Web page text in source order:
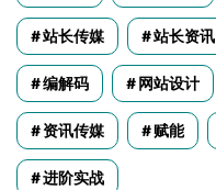
站长传媒 站长资讯
编解码 网站设计
资讯传媒 赋能
进阶实战